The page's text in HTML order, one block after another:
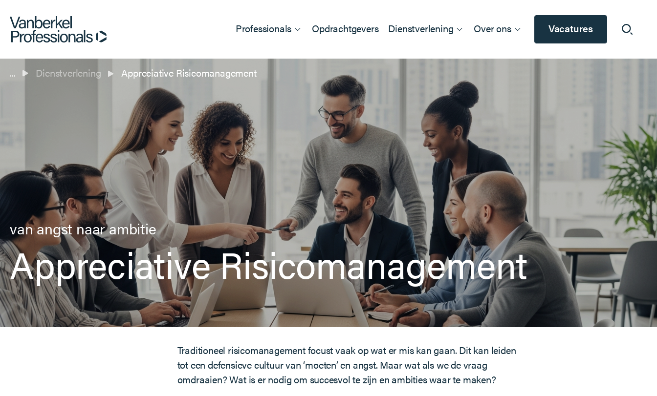
Professionals Opdrachtgevers Dienstverlening Over ons Vacatures
... Dienstverlening Appreciative Risicomanagement
van angst naar ambitie
Appreciative Risicomanagement
Traditioneel risicomanagement focust vaak op wat er mis kan gaan. Dit kan leiden
tot een defensieve cultuur van ‘moeten’ en angst. Maar wat als we de vraag
omdraaien? Wat is er nodig om succesvol te zijn en ambities waar te maken?